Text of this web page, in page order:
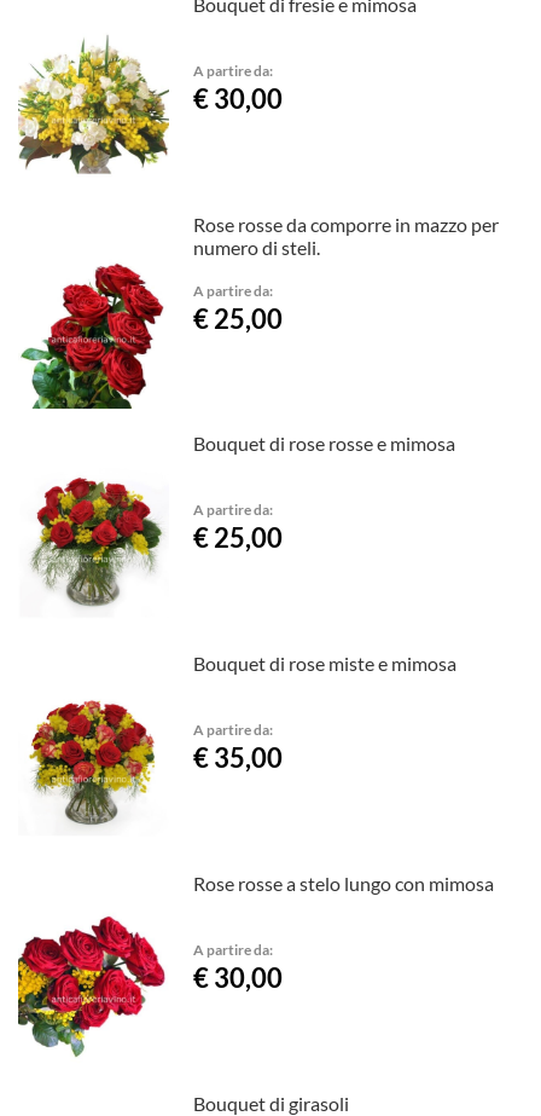
A partire da:
€ 30,00
Rose rosse da comporre in mazzo per
numero di steli.
A partire da:
€ 25,00
Bouquet di rose rosse e mimosa
A partire da:
€ 25,00
Bouquet di rose miste e mimosa
A partire da:
€ 35,00
Rose rosse a stelo lungo con mimosa
A partire da:
€ 30,00
Bouquet di girasoli